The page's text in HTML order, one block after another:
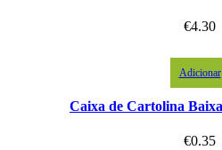
€4.30
Adicionar
Caixa de Cartolina
€0.35